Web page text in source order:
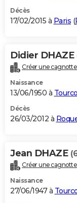
Décès
17/02/2015 à Paris (
Didier DHAZE
Créer une
Naissance
13/06/1950 à
Décès
26/03/2012 à
Jean DHAZE
Créer une
Naissance
27/06/1947 à